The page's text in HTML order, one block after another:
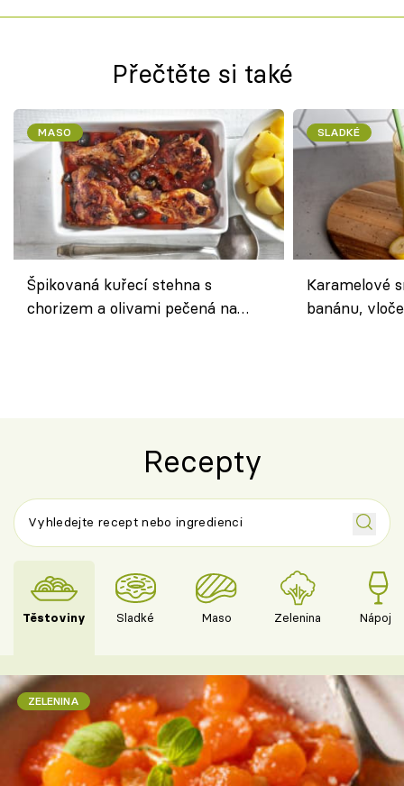
Přečtěte si také
MASO
Špikovaná kuřecí stehna s
chorizem a olivami pečená na
SLADKÉ
Karamelové
banánu,
Recepty
Těstoviny Sladké Maso Zelenina Nápoje
ZELENINA